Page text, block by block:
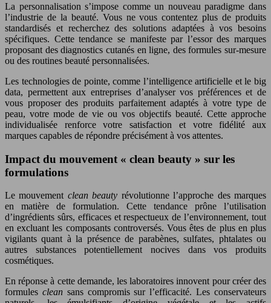
La personnalisation s’impose comme un nouveau paradigme dans
l’industrie de la beauté. Vous ne vous contentez plus de produits
standardisés et recherchez des solutions adaptées à vos besoins
spécifiques. Cette tendance se manifeste par l’essor des marques
proposant des diagnostics cutanés en ligne, des formules sur-mesure
ou des routines beauté personnalisées.
Les technologies de pointe, comme l’intelligence artificielle et le big
data, permettent aux entreprises d’analyser vos préférences et de
vous proposer des produits parfaitement adaptés à votre type de
peau, votre mode de vie ou vos objectifs beauté. Cette approche
individualisée renforce votre satisfaction et votre fidélité aux
marques capables de répondre précisément à vos attentes.
Impact du mouvement « clean beauty » sur les
formulations
Le mouvement clean beauty révolutionne l’approche des marques
en matière de formulation. Cette tendance prône l’utilisation
d’ingrédients sûrs, efficaces et respectueux de l’environnement, tout
en excluant les composants controversés. Vous êtes de plus en plus
vigilants quant à la présence de parabènes, sulfates, phtalates ou
autres substances potentiellement nocives dans vos produits
cosmétiques.
En réponse à cette demande, les laboratoires innovent pour créer des
formules clean sans compromis sur l’efficacité. Les conservateurs